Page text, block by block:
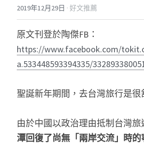
臉書粉專
聯絡我們
搜索
2019年12月29日 · 好文推薦
原文刊登於陶傑FB：
https://www.facebook.com/
a.533448593394335/
聖誕新年期間，去台灣旅行是很
由於中國以政治理由抵制台灣旅
潭回復了尚無「兩岸交流」時的